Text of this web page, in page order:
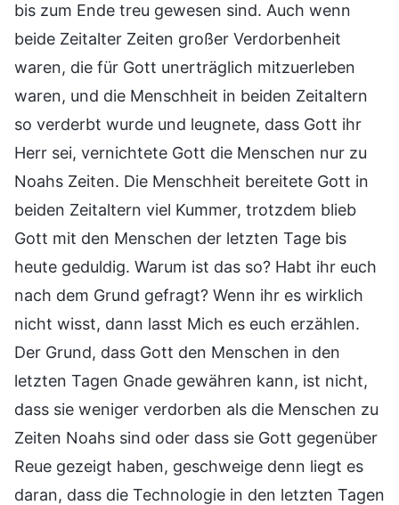
bis zum Ende treu gewesen sind. Auch wenn
beide Zeitalter Zeiten großer Verdorbenheit
waren, die für Gott unerträglich mitzuerleben
waren, und die Menschheit in beiden Zeitaltern
so verderbt wurde und leugnete, dass Gott ihr
Herr sei, vernichtete Gott die Menschen nur zu
Noahs Zeiten. Die Menschheit bereitete Gott in
beiden Zeitaltern viel Kummer, trotzdem blieb
Gott mit den Menschen der letzten Tage bis
heute geduldig. Warum ist das so? Habt ihr euch
nach dem Grund gefragt? Wenn ihr es wirklich
nicht wisst, dann lasst Mich es euch erzählen.
Der Grund, dass Gott den Menschen in den
letzten Tagen Gnade gewähren kann, ist nicht,
dass sie weniger verdorben als die Menschen zu
Zeiten Noahs sind oder dass sie Gott gegenüber
Reue gezeigt haben, geschweige denn liegt es
daran, dass die Technologie in den letzten Tagen